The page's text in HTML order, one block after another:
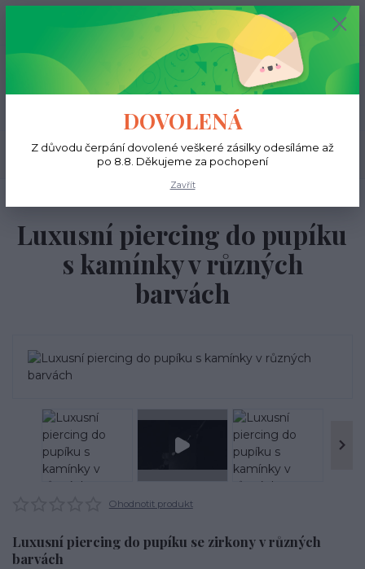
Menu
Hledat
(Po-Ne, 9-18 hod.)
0 ks
0 Kč
Luxusní piercing do pupíku
s kamínky v různých
barvách
Ohodnotit produkt
Luxusní piercing do pupíku se zirkony v různých
barvách
DOVOLENÁ
Z důvodu čerpání dovolené veškeré zásilky odesíláme až
po 8.8. Děkujeme za pochopení
Zavřít